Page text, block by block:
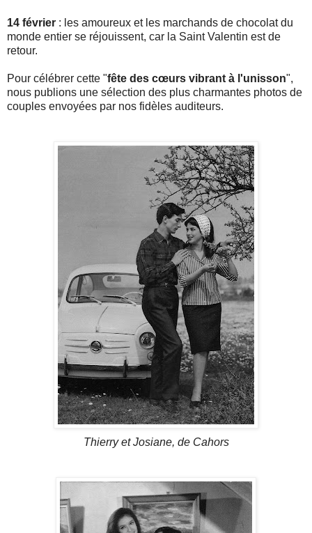
14 février : les amoureux et les marchands de chocolat du
monde entier se réjouissent, car la Saint Valentin est de
retour.
Pour célébrer cette "fête des cœurs vibrant à l'unisson",
nous publions une sélection des plus charmantes photos de
couples envoyées par nos fidèles auditeurs.
Thierry et Josiane, de Cahors